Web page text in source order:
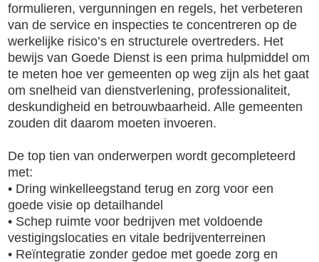
formulieren, vergunningen en regels, het verbeteren
van de service en inspecties te concentreren op de
werkelijke risico’s en structurele overtreders. Het
bewijs van Goede Dienst is een prima hulpmiddel om
te meten hoe ver gemeenten op weg zijn als het gaat
om snelheid van dienstverlening, professionaliteit,
deskundigheid en betrouwbaarheid. Alle gemeenten
zouden dit daarom moeten invoeren.
De top tien van onderwerpen wordt gecompleteerd
met:
• Dring winkelleegstand terug en zorg voor een
goede visie op detailhandel
• Schep ruimte voor bedrijven met voldoende
vestigingslocaties en vitale bedrijventerreinen
• Reïntegratie zonder gedoe met goede zorg en